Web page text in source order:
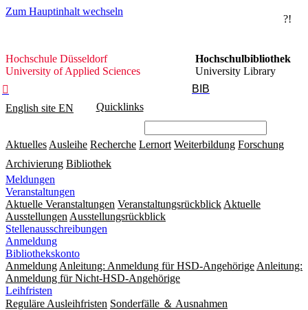
Zum Hauptinhalt wechseln
?!
Hochschule
Düsseldorf
Hochschule Düsseldorf
University of Applied Sciences
Hochschulbibliothek
University Library

BIB
English site EN Quicklinks
Aktuelles Ausleihe Recherche Lernort Weiterbildung Forschung
Archivierung Bibliothek
Meldungen
Veranstaltungen
Aktuelle Veranstaltungen Veranstaltungsrückblick Aktuelle
Ausstellungen Ausstellungsrückblick
Stellenausschreibungen
Anmeldung
Bibliothekskonto
Anmeldung Anleitung: Anmeldung für HSD-Angehörige Anleitung:
Anmeldung für Nicht-HSD-Angehörige
Leihfristen
Reguläre Ausleihfristen Sonderfälle ＆ Ausnahmen